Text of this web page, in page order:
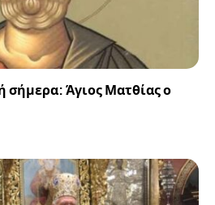
σήμερα: Άγιος Ματθίας ο